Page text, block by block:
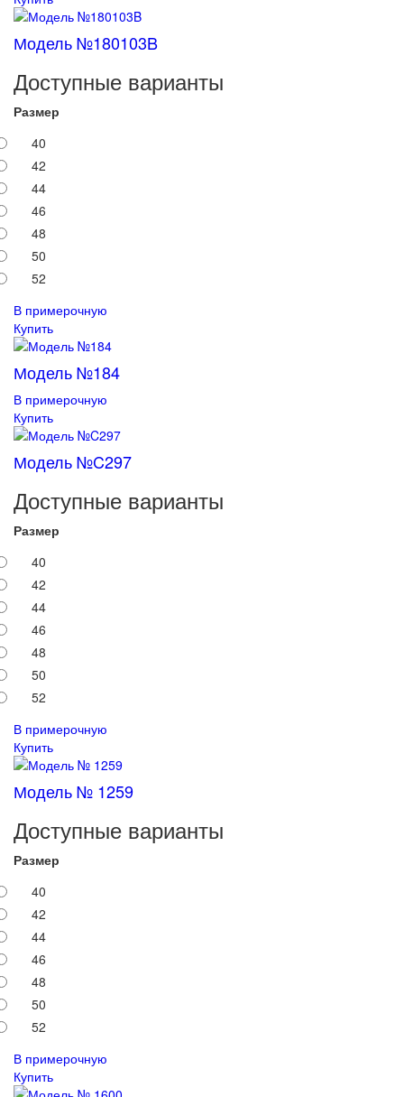
Модель №180103B
Доступные варианты
Размер
40
42
44
46
48
50
52
В примерочную
Купить
Модель №184
В примерочную
Купить
Модель №C297
Доступные варианты
Размер
40
42
44
46
48
50
52
В примерочную
Купить
Модель № 1259
Доступные варианты
Размер
40
42
44
46
48
50
52
В примерочную
Купить